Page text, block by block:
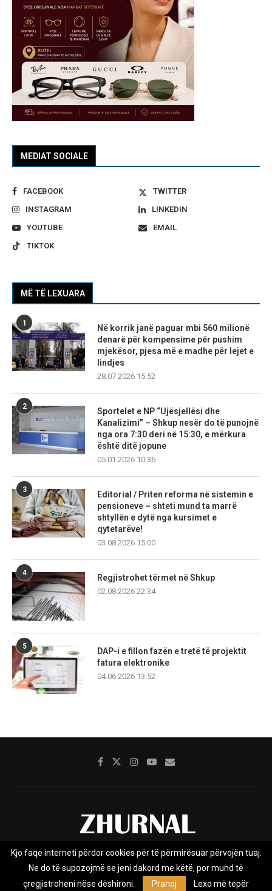
MEDIAT SOCIALE
FACEBOOK
TWITTER
INSTAGRAM
LINKEDIN
YOUTUBE
EMAIL
TIKTOK
MË TË LEXUARA
1
Në korrik janë paguar mbi 560 milionë
denarë për kompensime për pushim
mjekësor, pjesa më e madhe për lejet e
lindjes
28.07.2026 15:52
2
Sportelet e NP “Ujësjellësi dhe
Kanalizimi” – Shkup nesër do të punojnë
nga ora 7:30 deri në 15:30, e mërkura
është ditë jopune
05.01.2026 10:36
3
Editorial / Priten reforma në sistemin e
pensioneve – shteti mund ta marrë
shtyllën e dytë nga kursimet e
qytetarëve!
03.08.2026 15:00
4
Regjistrohet tërmet në Shkup
02.08.2026 22:34
5
DAP-i e fillon fazën e tretë të projektit
fatura elektronike
04.06.2026 13:52
Rreth nesh Impresumi Marketing
Privacy Policy
Kjo faqe interneti përdor cookies për të përmirësuar përvojën tuaj.
Ne do të supozojmë se jeni dakord me këtë, por mund të
çregjistroheni nëse dëshironi.
Pranoj Lexo më tepër